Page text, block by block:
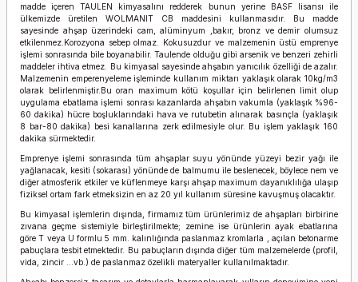
madde içeren TAULEN kimyasalını redderek bunun yerine BASF lisansı ile
ülkemizde üretilen WOLMANIT CB maddesini kullanmasıdır. Bu madde
sayesinde ahşap üzerindeki cam, alüminyum ,bakır, bronz ve demir olumsuz
etkilenmez.Korozyona sebep olmaz. Kokusuzdur ve malzemenin üstü emprenye
işlemi sonrasında bile boyanabilir. Taulende olduğu gibi arsenik ve benzeri zehirli
maddeler ihtiva etmez. Bu kimyasal sayesinde ahşabın yanıcılık özelliği de azalır.
Malzemenin emperenyeleme işleminde kullanım miktarı yaklaşık olarak 10kg/m3
olarak belirlenmiştir.Bu oran maximum kötü koşullar için belirlenen limit olup
uygulama ebatlama işlemi sonrası kazanlarda ahşabın vakumla (yaklaşık %96-
60 dakika) hücre boşluklarındaki hava ve rutubetin alınarak basınçla (yaklaşık
8 bar-80 dakika) besi kanallarına zerk edilmesiyle olur. Bu işlem yaklaşık 160
dakika sürmektedir.
Emprenye işlemi sonrasında tüm ahşaplar suyu yönünde yüzeyi bezir yağı ile
yağlanacak, kesiti (sokarası) yönünde de balmumu ile beslenecek, böylece nem ve
diğer atmosferik etkiler ve küflenmeye karşı ahşap maximum dayanıklılığa ulaşıp
fiziksel ortam fark etmeksizin en az 20 yıl kullanım süresine kavuşmuş olacaktır.
Bu kimyasal işlemlerin dışında, firmamız tüm ürünlerimiz de ahşapları birbirine
zıvana geçme sistemiyle birleştirilmekte; zemine ise ürünlerin ayak ebatlarına
göre T veya U formlu 5 mm. kalınlığında paslanmaz kromlarla , açılan betonarme
pabuçlara tesbit etmektedir. Bu pabuçların dışında diğer tüm malzemelerde (profil,
vida, zincir …vb.) de paslanmaz özelikli materyaller kullanılmaktadır.